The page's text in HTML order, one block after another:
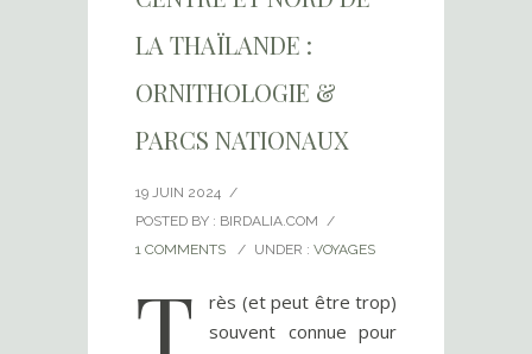
LA THAÏLANDE :
ORNITHOLOGIE &
PARCS NATIONAUX
19 JUIN 2024
/
POSTED BY : BIRDALIA.COM
/
1 COMMENTS
/ UNDER : VOYAGES
T
rès (et peut être trop)
souvent connue pour